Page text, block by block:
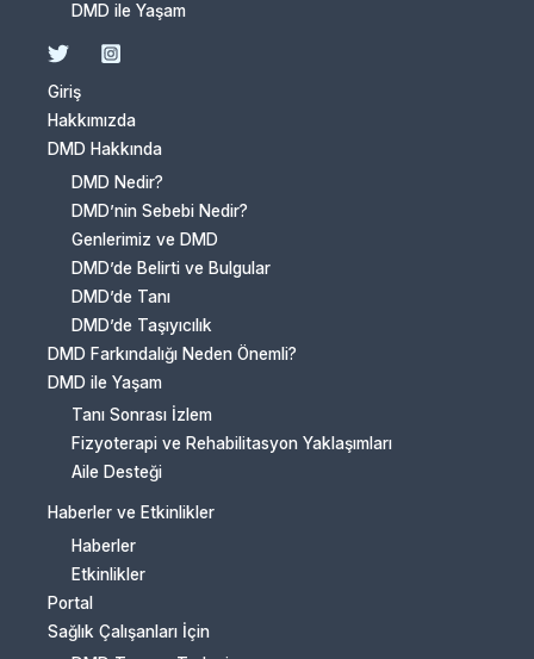
DMD ile Yaşam
Giriş
Hakkımızda
DMD Hakkında
DMD Nedir?
DMD’nin Sebebi Nedir?
Genlerimiz ve DMD
DMD’de Belirti ve Bulgular
DMD’de Tanı
DMD’de Taşıyıcılık
DMD Farkındalığı Neden Önemli?
DMD ile Yaşam
Tanı Sonrası İzlem
Fizyoterapi ve Rehabilitasyon Yaklaşımları
Aile Desteği
Haberler ve Etkinlikler
Haberler
Etkinlikler
Portal
Sağlık Çalışanları İçin